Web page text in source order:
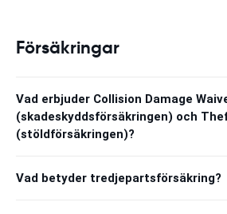
Försäkringar
Vad erbjuder Collision Damage
(skadeskyddsförsäkringen) och
(stöldförsäkringen)?
Vad betyder tredjepartsförsäkring?